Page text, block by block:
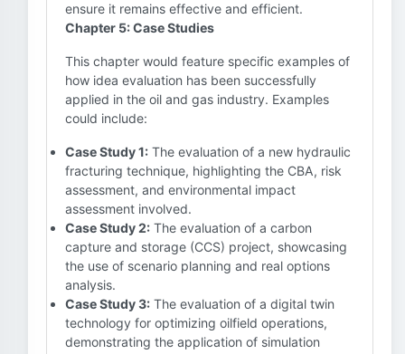
ensure it remains effective and efficient.
Chapter 5: Case Studies
This chapter would feature specific examples of
how idea evaluation has been successfully
applied in the oil and gas industry. Examples
could include:
Case Study 1: The evaluation of a new hydraulic
fracturing technique, highlighting the CBA, risk
assessment, and environmental impact
assessment involved.
Case Study 2: The evaluation of a carbon
capture and storage (CCS) project, showcasing
the use of scenario planning and real options
analysis.
Case Study 3: The evaluation of a digital twin
technology for optimizing oilfield operations,
demonstrating the application of simulation